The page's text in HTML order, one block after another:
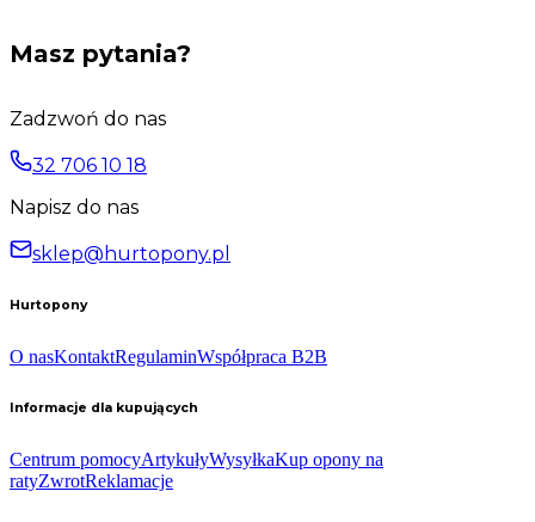
Masz pytania?
Zadzwoń do nas
32 706 10 18
Napisz do nas
sklep@hurtopony.pl
Hurtopony
O nasKontaktRegulaminWspółpraca B2B
Informacje dla kupujących
Centrum pomocyArtykułyWysyłkaKup opony na
ratyZwrotReklamacje